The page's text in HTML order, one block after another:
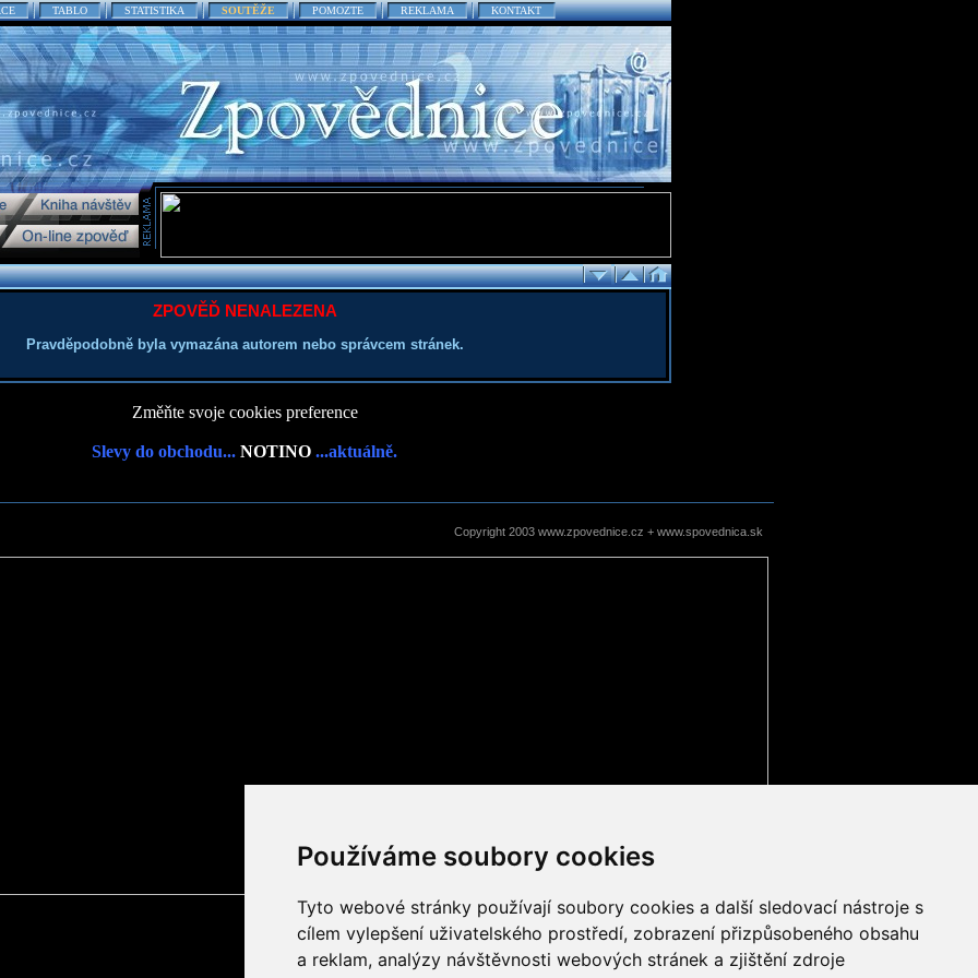
Používáme soubory cookies
Tyto webové stránky používají soubory cookies a další sledovací nástroje s
cílem vylepšení uživatelského prostředí, zobrazení přizpůsobeného obsahu
a reklam, analýzy návštěvnosti webových stránek a zjištění zdroje
TABLO STATISTIKA SOUTĚŽE POMOZTE REKLAMA KONTAKT
ZPOVĚĎ NENALEZENA
Pravděpodobně byla vymazána autorem nebo správcem stránek.
Změňte svoje cookies preference
Slevy do obchodu... NOTINO ...aktuálně.
Copyright 2003 www.zpovednice.cz + www.spovednica.sk